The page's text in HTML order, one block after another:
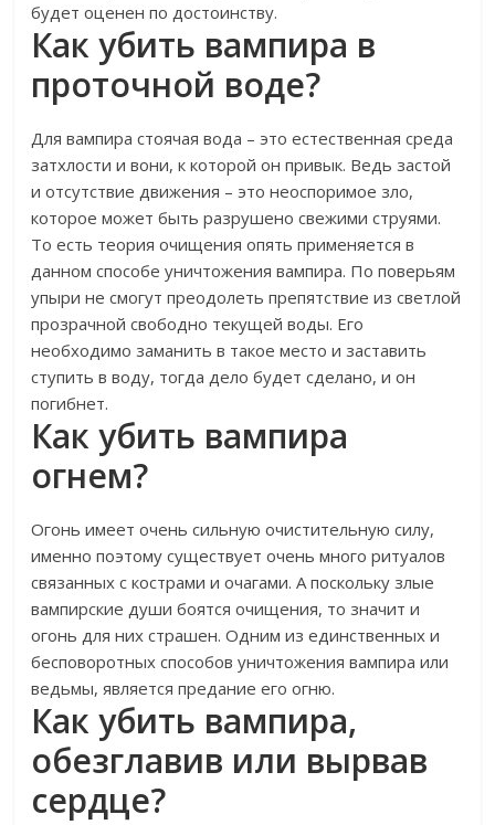
будет оценен по достоинству.
Как убить вампира в
проточной воде?
Для вампира стоячая вода – это естественная среда
затхлости и вони, к которой он привык. Ведь застой
и отсутствие движения – это неоспоримое зло,
которое может быть разрушено свежими струями.
То есть теория очищения опять применяется в
данном способе уничтожения вампира. По поверьям
упыри не смогут преодолеть препятствие из светлой
прозрачной свободно текущей воды. Его
необходимо заманить в такое место и заставить
ступить в воду, тогда дело будет сделано, и он
погибнет.
Как убить вампира
огнем?
Огонь имеет очень сильную очистительную силу,
именно поэтому существует очень много ритуалов
связанных с кострами и очагами. А поскольку злые
вампирские души боятся очищения, то значит и
огонь для них страшен. Одним из единственных и
бесповоротных способов уничтожения вампира или
ведьмы, является предание его огню.
Как убить вампира,
обезглавив или вырвав
сердце?